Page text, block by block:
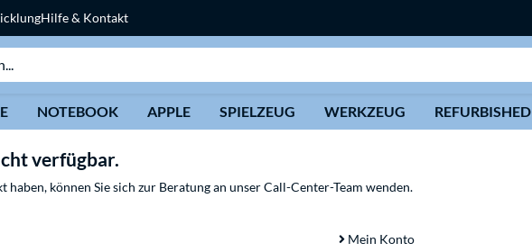
Hilfe & Kontakt
NOTEBOOK APPLE SPIELZEUG WERKZEUG REFURBISHED
verfügbar.
können Sie sich zur Beratung an unser Call-Center-Team wenden.
Mein Konto